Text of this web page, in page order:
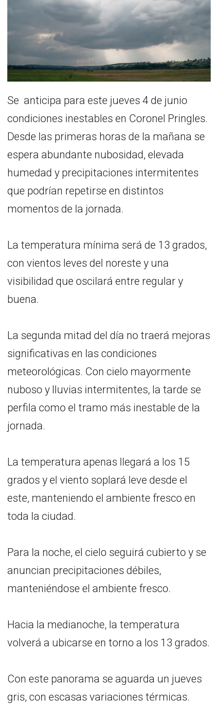
Se anticipa para este jueves 4 de junio
condiciones inestables en Coronel Pringles.
Desde las primeras horas de la mañana se
espera abundante nubosidad, elevada
humedad y precipitaciones intermitentes
que podrían repetirse en distintos
momentos de la jornada.
La temperatura mínima será de 13 grados,
con vientos leves del noreste y una
visibilidad que oscilará entre regular y
buena.
La segunda mitad del día no traerá mejoras
significativas en las condiciones
meteorológicas. Con cielo mayormente
nuboso y lluvias intermitentes, la tarde se
perfila como el tramo más inestable de la
jornada.
La temperatura apenas llegará a los 15
grados y el viento soplará leve desde el
este, manteniendo el ambiente fresco en
toda la ciudad.
Para la noche, el cielo seguirá cubierto y se
anuncian precipitaciones débiles,
manteniéndose el ambiente fresco.
Hacia la medianoche, la temperatura
volverá a ubicarse en torno a los 13 grados.
Con este panorama se aguarda un jueves
gris, con escasas variaciones térmicas.